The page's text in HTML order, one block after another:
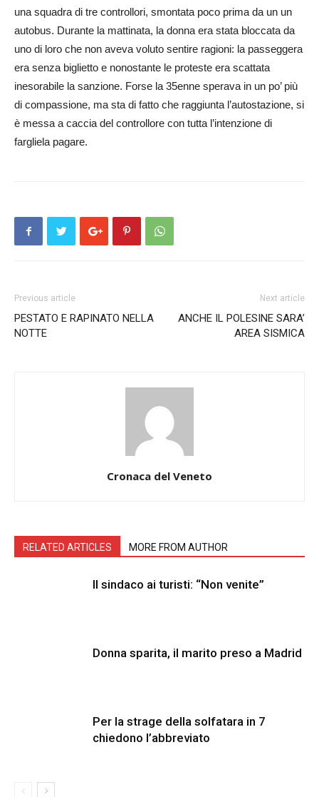
una squadra di tre controllori, smontata poco prima da un un
autobus. Durante la mattinata, la donna era stata bloccata da
uno di loro che non aveva voluto sentire ragioni: la passeggera
era senza biglietto e nonostante le proteste era scattata
inesorabile la sanzione. Forse la 35enne sperava in un po’ più
di compassione, ma sta di fatto che raggiunta l’autostazione, si
è messa a caccia del controllore con tutta l’intenzione di
fargliela pagare.
Previous article
PESTATO E RAPINATO NELLA
NOTTE
Next article
ANCHE IL POLESINE SARA’
AREA SISMICA
Cronaca del Veneto
RELATED ARTICLES MORE FROM AUTHOR
Il sindaco ai turisti: “Non venite”
Donna sparita, il marito preso a Madrid
Per la strage della solfatara in 7
chiedono l’abbreviato